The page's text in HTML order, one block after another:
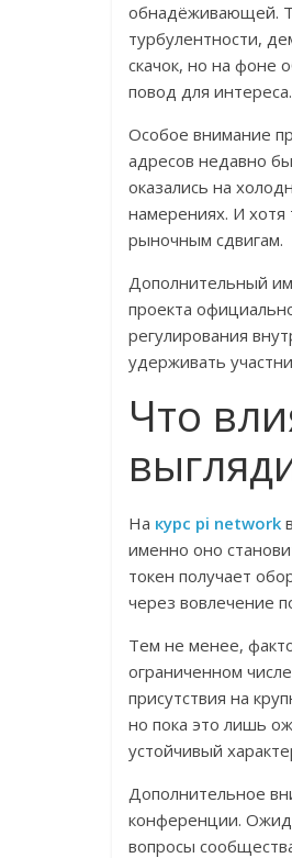
обнадёживающей.
турбулентности,
скачок, но на фоне
повод для интереса.
Особое внимание
адресов недавно
оказались на
намерениях. И
рыночным сдвигам.
Дополнительный
проекта
регулирования
удерживать
Что
На курс pi network
именно оно
токен получает
через вовлечение
Тем не менее,
ограниченном
присутствия на
но пока это лишь
устойчивый
Дополнительное
конференции.
вопросы